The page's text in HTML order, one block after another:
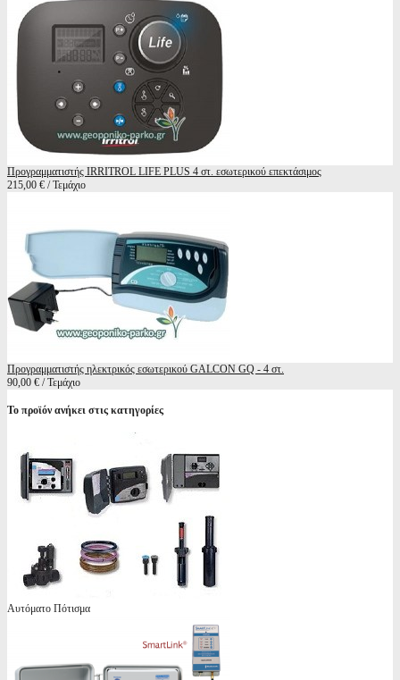
Προγραμματιστής IRRITROL LIFE PLUS 4 στ. εσωτερικού επεκτάσιμος
215,00 € / Τεμάχιο
Προγραμματιστής ηλεκτρικός εσωτερικού GALCON GQ - 4 στ.
90,00 € / Τεμάχιο
Το προϊόν ανήκει στις κατηγορίες
Αυτόματο Πότισμα